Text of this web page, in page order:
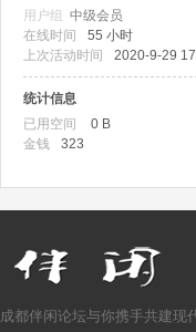
用户组 中级会员
在线时间
55 小时
上次活动时间
2020-9-29
统计信息
已用空间
0 B
金钱
323
成都伴闲论坛与你携手共建现